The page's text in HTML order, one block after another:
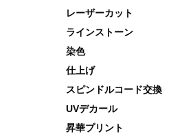
レーザーカット
ラインストーン
染色
仕上げ
スピンドルコード交換
UVデカール
昇華プリント